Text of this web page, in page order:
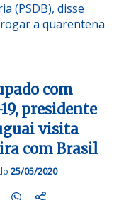
(PSDB), disse
a quarentena
com
presidente
visita
com Brasil
25/05/2020